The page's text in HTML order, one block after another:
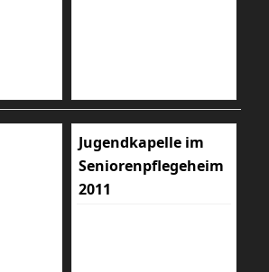
Jugendkapelle im
Seniorenpflegeheim
2011